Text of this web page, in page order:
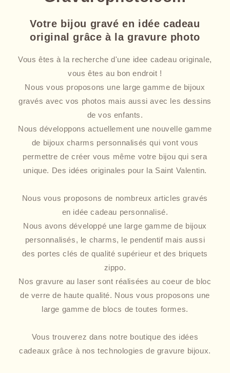
Votre bijou gravé en idée cadeau
original grâce à la gravure photo
Vous êtes à la recherche d'une idee cadeau originale,
vous êtes au bon endroit !
Nous vous proposons une large gamme de bijoux
gravés avec vos photos mais aussi avec les dessins
de vos enfants.
Nous développons actuellement une nouvelle gamme
de bijoux charms personnalisés qui vont vous
permettre de créer vous même votre bijou qui sera
unique. Des idées originales pour la Saint Valentin.
Nous vous proposons de nombreux articles gravés
en idée cadeau personnalisé.
Nous avons développé une large gamme de bijoux
personnalisés, le charms, le pendentif mais aussi
des portes clés de qualité supérieur et des briquets
zippo.
Nos gravure au laser sont réalisées au coeur de bloc
de verre de haute qualité. Nous vous proposons une
large gamme de blocs de toutes formes.
Vous trouverez dans notre boutique des idées
cadeaux grâce à nos technologies de gravure bijoux.